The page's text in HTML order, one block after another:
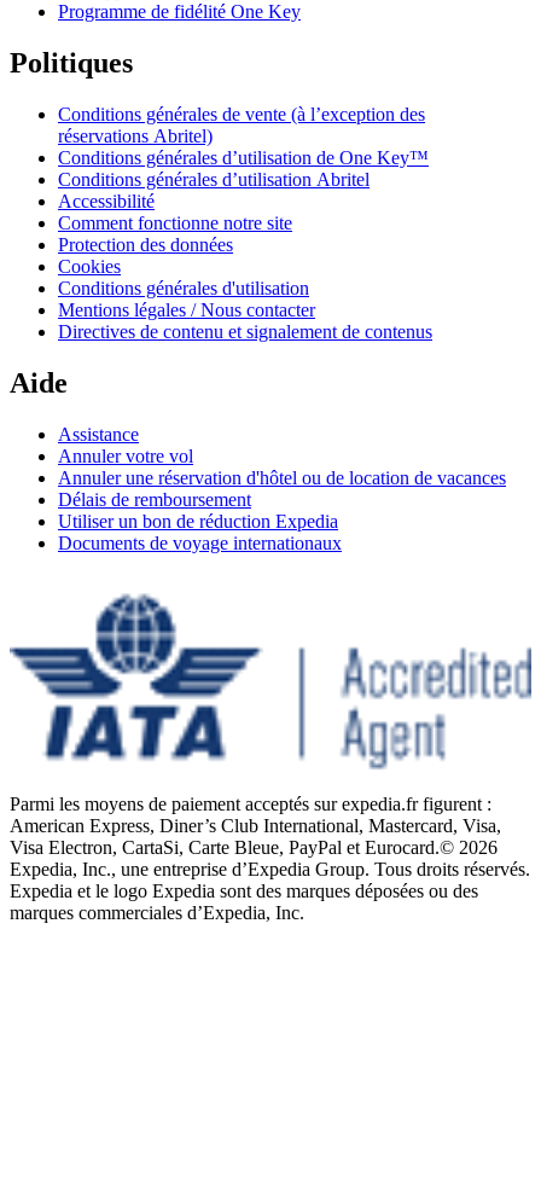
Programme de fidélité One Key
Politiques
Conditions générales de vente (à l’exception des
réservations Abritel)
Conditions générales d’utilisation de One Key™
Conditions générales d’utilisation Abritel
Accessibilité
Comment fonctionne notre site
Protection des données
Cookies
Conditions générales d'utilisation
Mentions légales / Nous contacter
Directives de contenu et signalement de contenus
Aide
Assistance
Annuler votre vol
Annuler une réservation d'hôtel ou de location de vacances
Délais de remboursement
Utiliser un bon de réduction Expedia
Documents de voyage internationaux
Parmi les moyens de paiement acceptés sur expedia.fr figurent :
American Express, Diner’s Club International, Mastercard, Visa,
Visa Electron, CartaSi, Carte Bleue, PayPal et Eurocard.© 2026
Expedia, Inc., une entreprise d’Expedia Group. Tous droits réservés.
Expedia et le logo Expedia sont des marques déposées ou des
marques commerciales d’Expedia, Inc.